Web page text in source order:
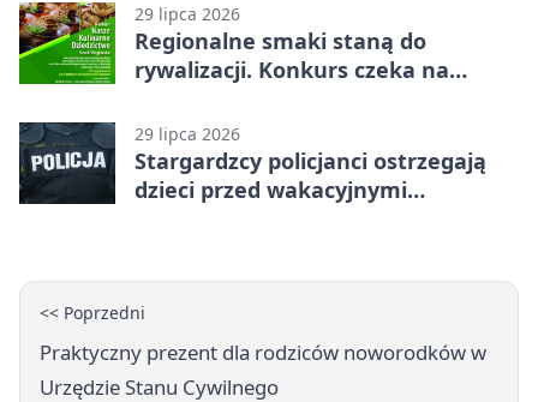
29 lipca 2026
Regionalne smaki staną do
rywalizacji. Konkurs czeka na
29 lipca 2026
Stargardzcy policjanci ostrzegają
dzieci przed wakacyjnymi
<< Poprzedni
Praktyczny prezent dla rodziców noworodków w
Urzędzie Stanu Cywilnego